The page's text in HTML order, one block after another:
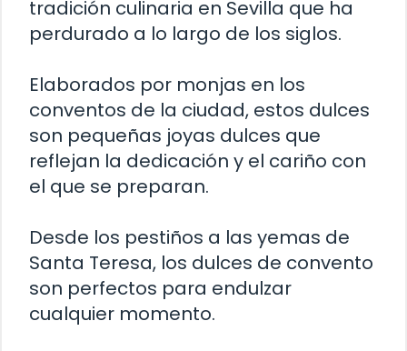
tradición culinaria en Sevilla que ha
perdurado a lo largo de los siglos.
Elaborados por monjas en los
conventos de la ciudad, estos dulces
son pequeñas joyas dulces que
reflejan la dedicación y el cariño con
el que se preparan.
Desde los pestiños a las yemas de
Santa Teresa, los dulces de convento
son perfectos para endulzar
cualquier momento.